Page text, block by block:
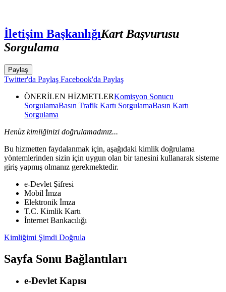
İletişim BaşkanlığıKart Başvurusu
Sorgulama
Paylaş
Twitter'da Paylaş Facebook'da Paylaş
ÖNERİLEN HİZMETLERKomisyon Sonucu
SorgulamaBasın Trafik Kartı SorgulamaBasın Kartı
Sorgulama
Henüz kimliğinizi doğrulamadınız...
Bu hizmetten faydalanmak için, aşağıdaki kimlik doğrulama
yöntemlerinden sizin için uygun olan bir tanesini kullanarak sisteme
giriş yapmış olmanız gerekmektedir.
e-Devlet Şifresi
Mobil İmza
Elektronik İmza
T.C. Kimlik Kartı
İnternet Bankacılığı
Kimliğimi Şimdi Doğrula
Sayfa Sonu Bağlantıları
e-Devlet Kapısı